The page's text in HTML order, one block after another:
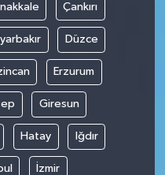
Çankırı
Düzce
Erzurum
Giresun
Hatay Iğdır
İzmir